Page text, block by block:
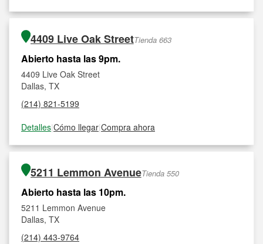
4409 Live Oak StreetTienda 663
Abierto hasta las 9pm.
4409 Live Oak Street
Dallas, TX
(214) 821-5199
Detalles|Cómo llegar|Compra ahora
5211 Lemmon AvenueTienda 550
Abierto hasta las 10pm.
5211 Lemmon Avenue
Dallas, TX
(214) 443-9764